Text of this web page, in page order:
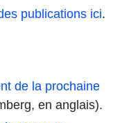
publications ici.
de la prochaine
en anglais).